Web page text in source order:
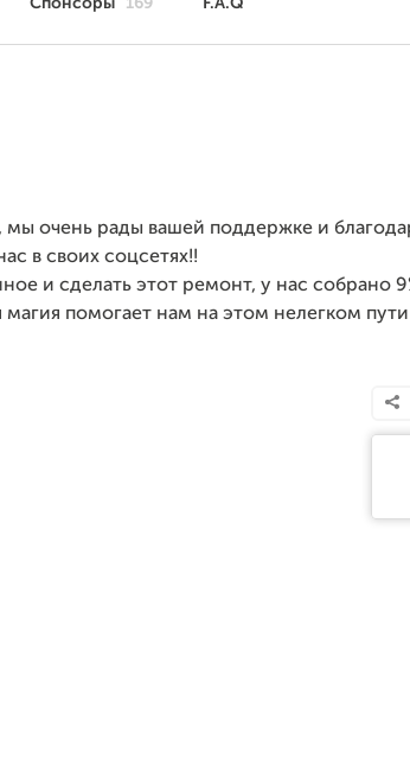
Спонсоры 169 F.A.Q
мы очень рады вашей поддержке и
в своих соцсетях!!
и сделать этот ремонт, у нас собрано
помогает нам на этом нелегком